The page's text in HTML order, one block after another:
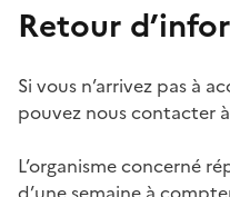
Retour
Si vous n’arrivez pas à
pouvez nous contacter à
L’organisme concerné